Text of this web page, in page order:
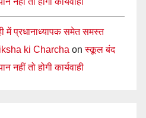
में प्रधानाध्यापक समेत समस्त
ki Charcha onस्कूल बंद
तो होगी कार्यवाही